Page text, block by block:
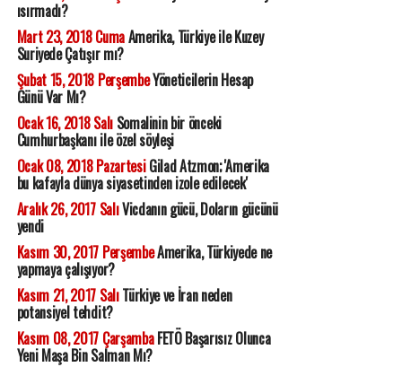
ısırmadı?
Mart 23, 2018 CumaAmerika, Türkiye ile Kuzey
Suriyede Çatışır mı?
Şubat 15, 2018 PerşembeYöneticilerin Hesap
Günü Var Mı?
Ocak 16, 2018 SalıSomalinin bir önceki
Cumhurbaşkanı ile özel söyleşi
Ocak 08, 2018 PazartesiGilad Atzmon; 'Amerika
bu kafayla dünya siyasetinden izole edilecek'
Aralık 26, 2017 SalıVicdanın gücü, Doların gücünü
yendi
Kasım 30, 2017 PerşembeAmerika, Türkiyede ne
yapmaya çalışıyor?
Kasım 21, 2017 SalıTürkiye ve İran neden
potansiyel tehdit?
Kasım 08, 2017 ÇarşambaFETÖ Başarısız Olunca
Yeni Maşa Bin Salman Mı?